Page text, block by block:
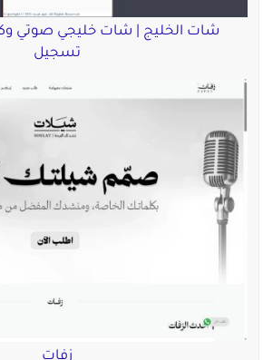
شات الخليج | شات خليجي صوتي
تسجيل
زفات